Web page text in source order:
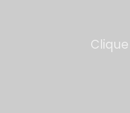
Probiotic10 -